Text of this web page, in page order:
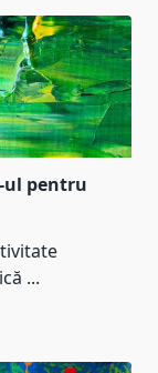
ul pentru
...